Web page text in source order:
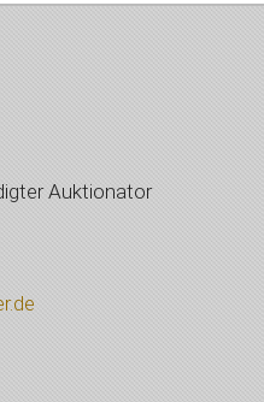
Auktionator